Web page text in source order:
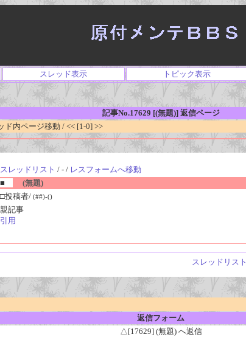
スレッド表示 トピック表示
記事No.17629 [(無題)] 返信ページ
ド内ページ移動 / << [1-0] >>
スレッドリスト / - / レスフォームへ移動
■
(無題)
□投稿者/ (##)-()
親記事
引用
スレッドリスト
返信フォーム
△[17629] (無題) へ返信